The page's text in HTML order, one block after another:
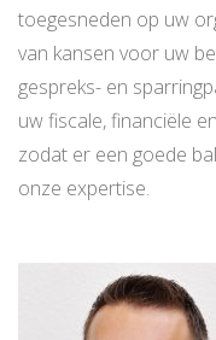
toegesneden op uw
van kansen voor uw
gespreks- en
uw fiscale, financiële
zodat er een goede
onze expertise.